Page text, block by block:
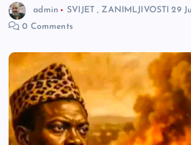
admin SVIJET , ZANIMLJIVOSTI 29
0 Comments